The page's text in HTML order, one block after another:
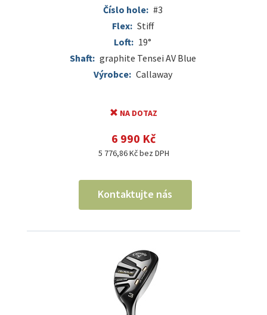
Číslo hole: #3
Flex: Stiff
Loft: 19°
Shaft: graphite Tensei AV Blue
Výrobce: Callaway
NA DOTAZ
6 990 Kč
5 776,86 Kč bez DPH
Kontaktujte nás